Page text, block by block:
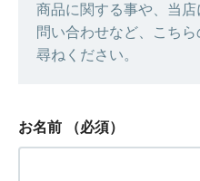
商品に関する事や、当
問い合わせなど、こち
尋ねください。
お名前 （必須）